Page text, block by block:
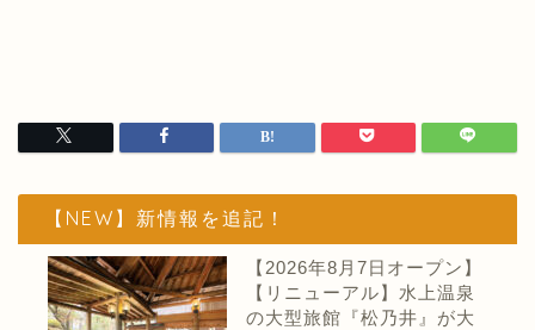
【NEW】新情報を追記！
【2026年8月7日オープン】
【リニューアル】水上温泉
の大型旅館『松乃井』が大